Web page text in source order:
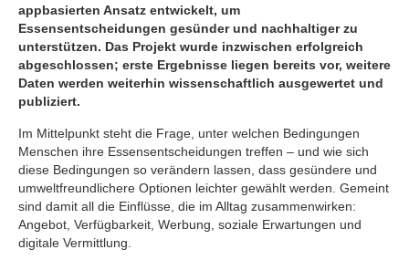
appbasierten Ansatz entwickelt, um
Essensentscheidungen gesünder und nachhaltiger zu
unterstützen. Das Projekt wurde inzwischen erfolgreich
abgeschlossen; erste Ergebnisse liegen bereits vor, weitere
Daten werden weiterhin wissenschaftlich ausgewertet und
publiziert.
Im Mittelpunkt steht die Frage, unter welchen Bedingungen
Menschen ihre Essensentscheidungen treffen – und wie sich
diese Bedingungen so verändern lassen, dass gesündere und
umweltfreundlichere Optionen leichter gewählt werden. Gemeint
sind damit all die Einflüsse, die im Alltag zusammenwirken:
Angebot, Verfügbarkeit, Werbung, soziale Erwartungen und
digitale Vermittlung.